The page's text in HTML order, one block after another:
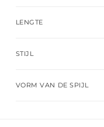
LENGTE
STIJL
VORM VAN DE SPIJL